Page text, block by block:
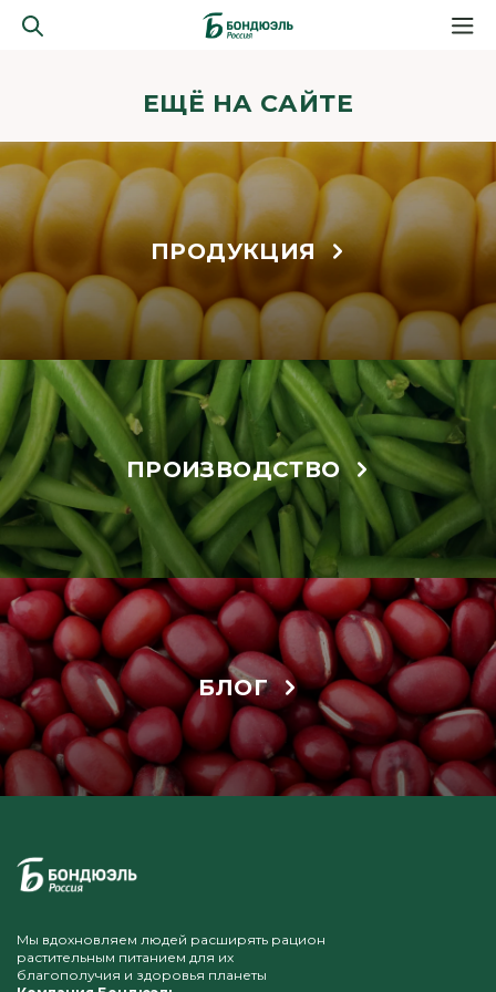
ЕЩЁ НА САЙТЕ
ПРОДУКЦИЯ
ПРОИЗВОДСТВО
БЛОГ
Мы вдохновляем людей расширять рацион
растительным питанием для их
благополучия и здоровья планеты